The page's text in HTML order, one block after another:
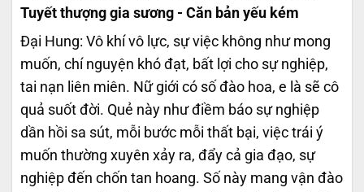
Tuyết thượng gia sương - Căn bản yếu kém
Đại Hung: Vô khí vô lực, sự việc không như mong
muốn, chí nguyện khó đạt, bất lợi cho sự nghiệp,
tai nạn liên miên. Nữ giới có số đào hoa, e là sẽ cô
quả suốt đời. Quẻ này như điềm báo sự nghiệp
dần hồi sa sút, mỗi bước mỗi thất bại, việc trái ý
muốn thường xuyên xảy ra, đẩy cả gia đạo, sự
nghiệp đến chốn tan hoang. Số này mang vận đào